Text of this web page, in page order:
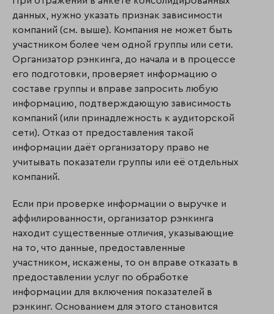
данных, нужно указать признак зависимости
компаний (см. выше). Компания не может быть
участником более чем одной группы или сети.
Организатор рэнкинга, до начала и в процессе
его подготовки, проверяет информацию о
составе группы и вправе запросить любую
информацию, подтверждающую зависимость
компаний (или принадлежность к аудиторской
сети). Отказ от предоставления такой
информации даёт организатору право не
учитывать показатели группы или её отдельных
компаний.
Если при проверке информации о выручке и
аффилированности, организатор рэнкинга
находит существенные отличия, указывающие
на то, что данные, предоставленные
участником, искажены, то он вправе отказать в
предоставлении услуг по обработке
информации для включения показателей в
рэнкинг. Основанием для этого становится